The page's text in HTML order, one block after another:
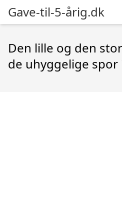
Gave-til-5-årig.dk
Den lille og den
de uhyggelige spor